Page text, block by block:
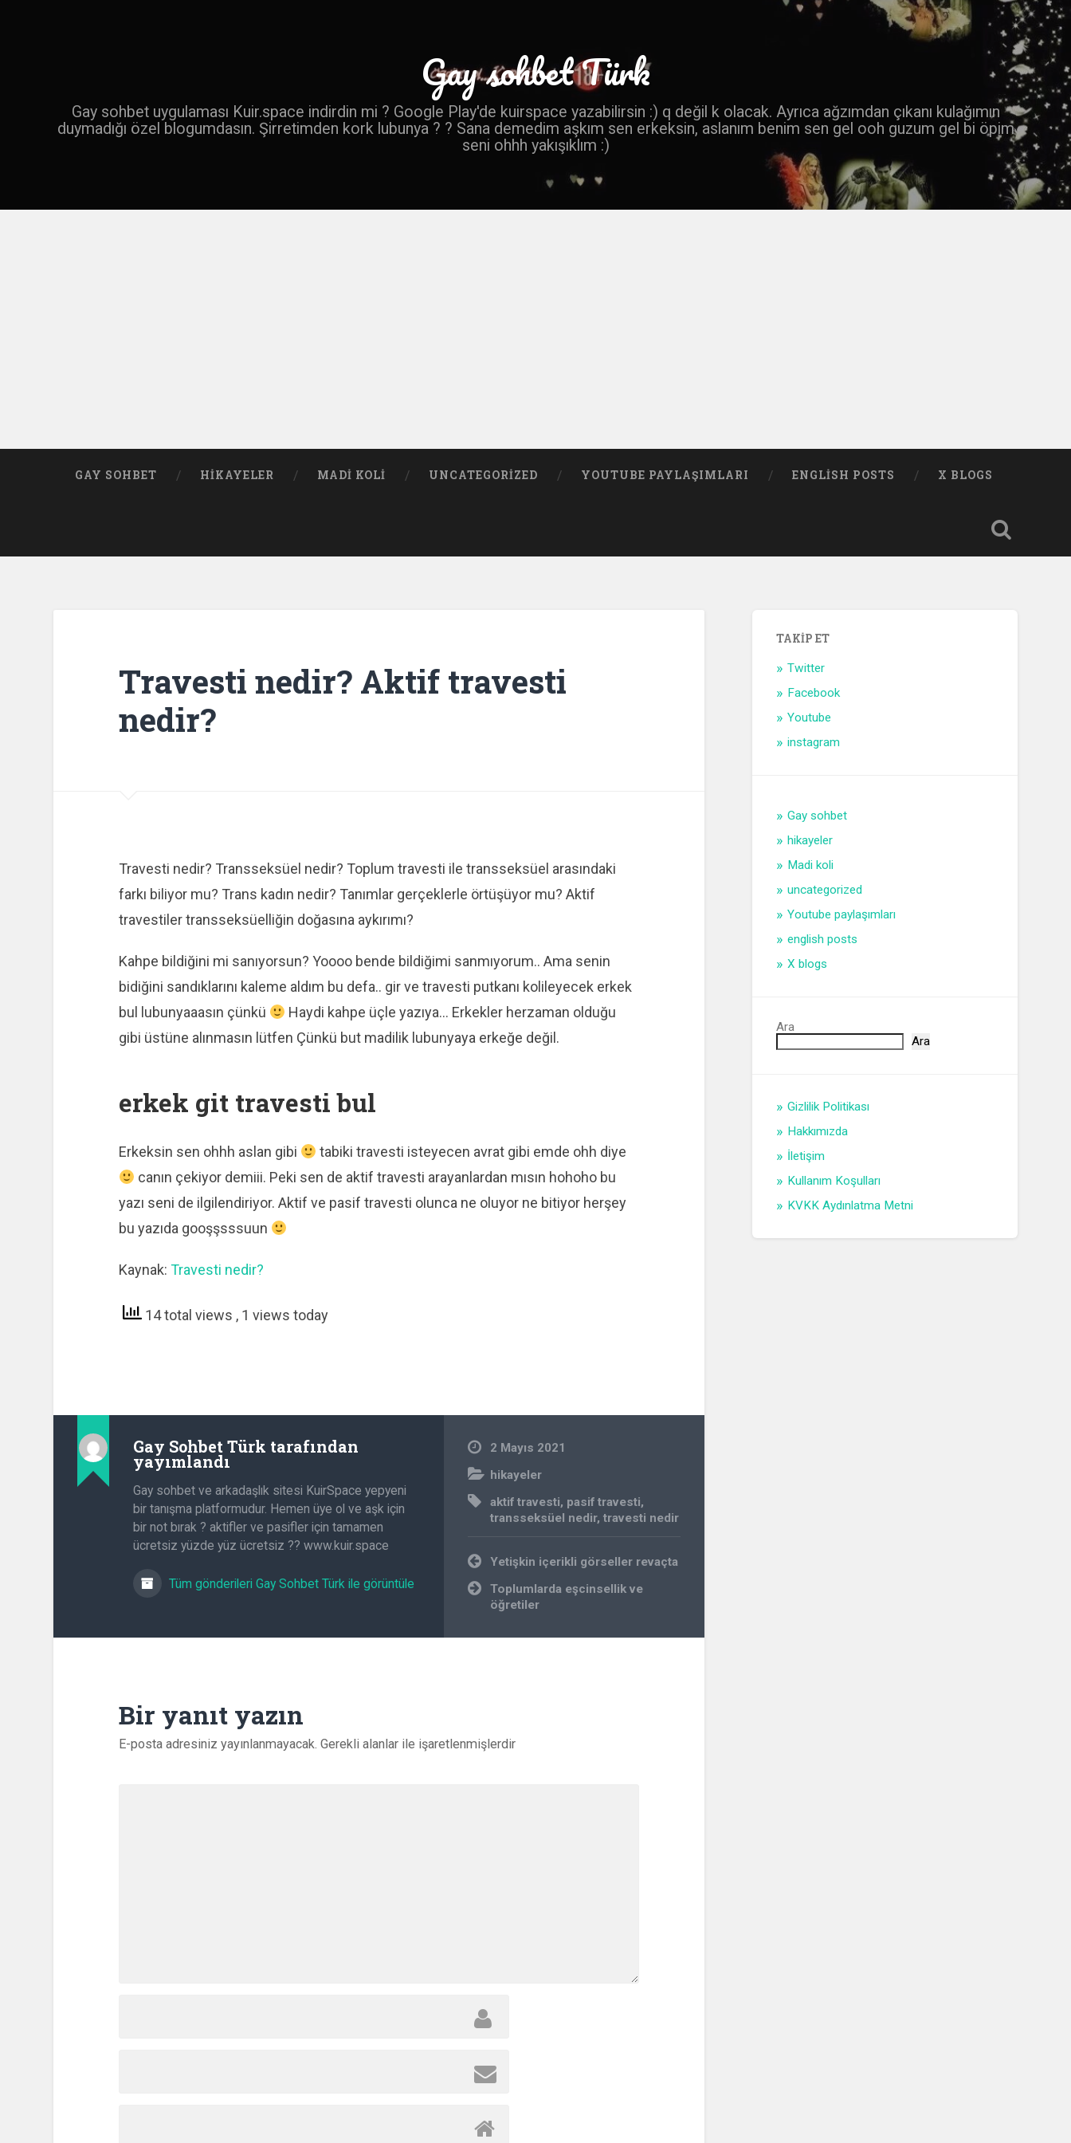
Gay sohbet Türk
Gay sohbet uygulaması Kuir.space indirdin mi ? Google Play'de kuirspace yazabilirsin :) q değil k olacak. Ayrıca ağzımdan çıkanı kulağımın
duymadığı özel blogumdasın. Şirretimden kork lubunya ? ? Sana demedim aşkım sen erkeksin, aslanım benim sen gel ooh guzum gel bi öpim
seni ohhh yakışıklım :)
GAY SOHBET HIKAYELER MADI KOLI UNCATEGORIZED YOUTUBE PAYLAŞIMLARI ENGLISH POSTS X BLOGS
Travesti nedir? Aktif travesti
nedir?
Travesti nedir? Transseksüel nedir? Toplum travesti ile transseksüel arasındaki
farkı biliyor mu? Trans kadın nedir? Tanımlar gerçeklerle örtüşüyor mu? Aktif
travestiler transseksüelliğin doğasına aykırımı?
Kahpe bildiğini mi sanıyorsun? Yoooo bende bildiğimi sanmıyorum.. Ama senin
bidiğini sandıklarını kaleme aldım bu defa.. gir ve travesti putkanı kolileyecek erkek
bul lubunyaaasın çünkü
Haydi kahpe üçle yazıya… Erkekler herzaman olduğu
gibi üstüne alınmasın lütfen Çünkü but madilik lubunyaya erkeğe değil.
erkek git travesti bul
Erkeksin sen ohhh aslan gibi
tabiki travesti isteyecen avrat gibi emde ohh diye
canın çekiyor demiii. Peki sen de aktif travesti arayanlardan mısın hohoho bu
yazı seni de ilgilendiriyor. Aktif ve pasif travesti olunca ne oluyor ne bitiyor herşey
bu yazıda gooşşsssuun
Kaynak: Travesti nedir?
14 total views , 1 views today
Gay Sohbet Türk tarafından
yayımlandı
Gay sohbet ve arkadaşlık sitesi KuirSpace yepyeni
bir tanışma platformudur. Hemen üye ol ve aşk için
bir not bırak ? aktifler ve pasifler için tamamen
ücretsiz yüzde yüz ücretsiz ?? www.kuir.space
Tüm gönderileri Gay Sohbet Türk ile görüntüle
2 Mayıs 2021
hikayeler
aktif travesti, pasif travesti,
transseksüel nedir,travesti nedir
Yazı
gezinmesi
Yetişkin içerikli görseller revaçta
Toplumlarda eşcinsellik ve
öğretiler
Bir yanıt yazın
E-posta adresiniz yayınlanmayacak. Gerekli alanlar ile işaretlenmişlerdir
TAKIP ET
Twitter
Facebook
Youtube
instagram
Gay sohbet
hikayeler
Madi koli
uncategorized
Youtube paylaşımları
english posts
X blogs
Ara
Ara
Gizlilik Politikası
Hakkımızda
İletişim
Kullanım Koşulları
KVKK Aydınlatma Metni